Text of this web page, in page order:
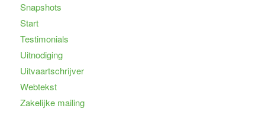
Snapshots
Start
Testimonials
Uitnodiging
Uitvaartschrijver
Webtekst
Zakelijke mailing